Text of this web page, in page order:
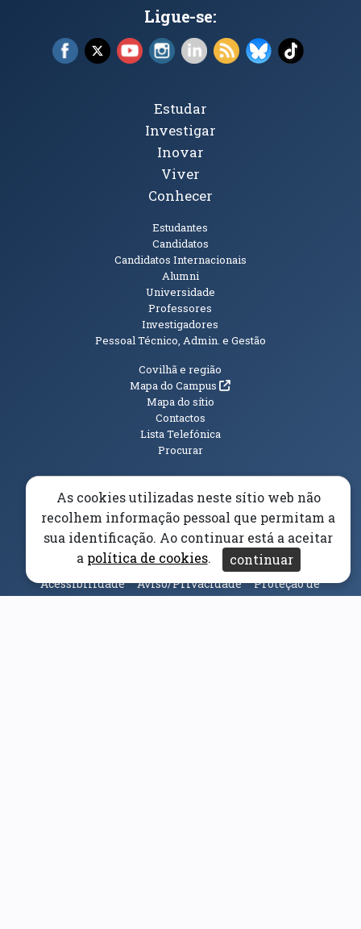
Ligue-se:
Facebook (abre em nova janela)
X (abre em nova janela)
YouTube (abre em nova janela)
Instagram (abre em nova janela)
LinkedIn (abre em nova
RSS (abre em nova
Bluesky (abre
TikTok
Tópicos Principais
Estudar
Investigar
Inovar
Viver
Conhecer
Estudantes
Candidatos
Candidatos Internacionais
Alumni
Universidade
Professores
Investigadores
Pessoal Técnico, Admin. e Gestão
Informações Adicionais
Covilhã e região
Mapa do Campus(abre em nova janela)
Mapa do sítio
Contactos
Lista Telefónica
Procurar
Elogios, Sugestões e Reclamações Livro Amarelo
Canal Denúncia(abre em nova janela)
Acessibilidade Aviso/Privacidade
Proteção de
Dados
As cookies utilizadas neste sítio web não
recolhem informação pessoal que permitam a
sua identificação. Ao continuar está a aceitar
a política de cookies. continuar